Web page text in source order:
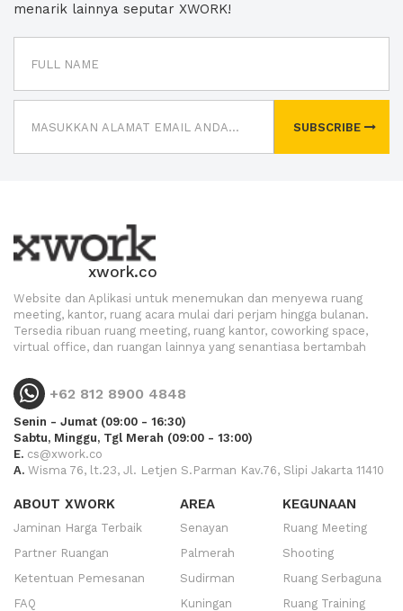
menarik lainnya seputar XWORK!
SUBSCRIBE
xwork.co
Website dan Aplikasi untuk menemukan dan menyewa ruang
meeting, kantor, ruang acara mulai dari perjam hingga bulanan.
Tersedia ribuan ruang meeting, ruang kantor, coworking space,
virtual office, dan ruangan lainnya yang senantiasa bertambah
+62 812 8900 4848
Senin - Jumat (09:00 - 16:30)
Sabtu, Minggu, Tgl Merah (09:00 - 13:00)
E. cs@xwork.co
A. Wisma 76, lt.23, Jl. Letjen S.Parman Kav.76, Slipi Jakarta 11410
ABOUT XWORK
Jaminan Harga Terbaik
Partner Ruangan
Ketentuan Pemesanan
FAQ
AREA
Senayan
Palmerah
Sudirman
Kuningan
KEGUNAAN
Ruang Meeting
Shooting
Ruang Serbaguna
Ruang Training